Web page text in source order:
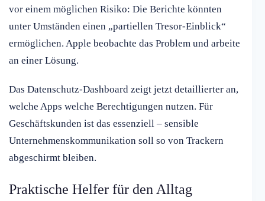
vor einem möglichen Risiko: Die Berichte könnten
unter Umständen einen „partiellen Tresor-Einblick“
ermöglichen. Apple beobachte das Problem und arbeite
an einer Lösung.
Das Datenschutz-Dashboard zeigt jetzt detaillierter an,
welche Apps welche Berechtigungen nutzen. Für
Geschäftskunden ist das essenziell – sensible
Unternehmenskommunikation soll so von Trackern
abgeschirmt bleiben.
Praktische Helfer für den Alltag